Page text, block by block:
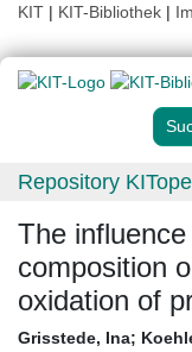
KIT | KIT-Bibliothek |
Repository
The
composition
oxidation of
Grisstede, Ina;